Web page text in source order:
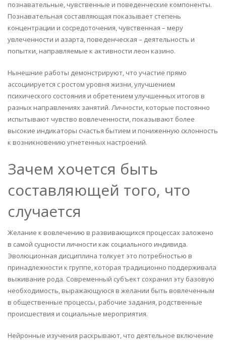
познавательные, чувственные и поведенческие компоненты.
Познавательная составляющая показывает степень
концентрации и сосредоточения, чувственная – меру
увлеченности и азарта, поведенческая – деятельность и
попытки, направляемые к активности леон казино.
Нынешние работы демонстрируют, что участие прямо
ассоциируется с ростом уровня жизни, улучшением
психического состояния и обретением улучшенных итогов в
разных направлениях занятий. Личности, которые постоянно
испытывают чувство вовлеченности, показывают более
высокие индикаторы счастья бытием и пониженную склонность
к возникновению угнетенных настроений.
Зачем хочется быть
составляющей того, что
случается
Желание к вовлечению в развивающихся процессах заложено
в самой сущности личности как социального индивида.
Эволюционная дисциплина толкует это потребностью в
принадлежности к группе, которая традиционно поддерживала
выживание рода. Современный субъект сохранил эту базовую
необходимость, выражающуюся в желании быть вовлеченным
в общественные процессы, рабочие задания, родственные
происшествия и социальные мероприятия.
Нейронные изучения раскрывают, что деятельное включение